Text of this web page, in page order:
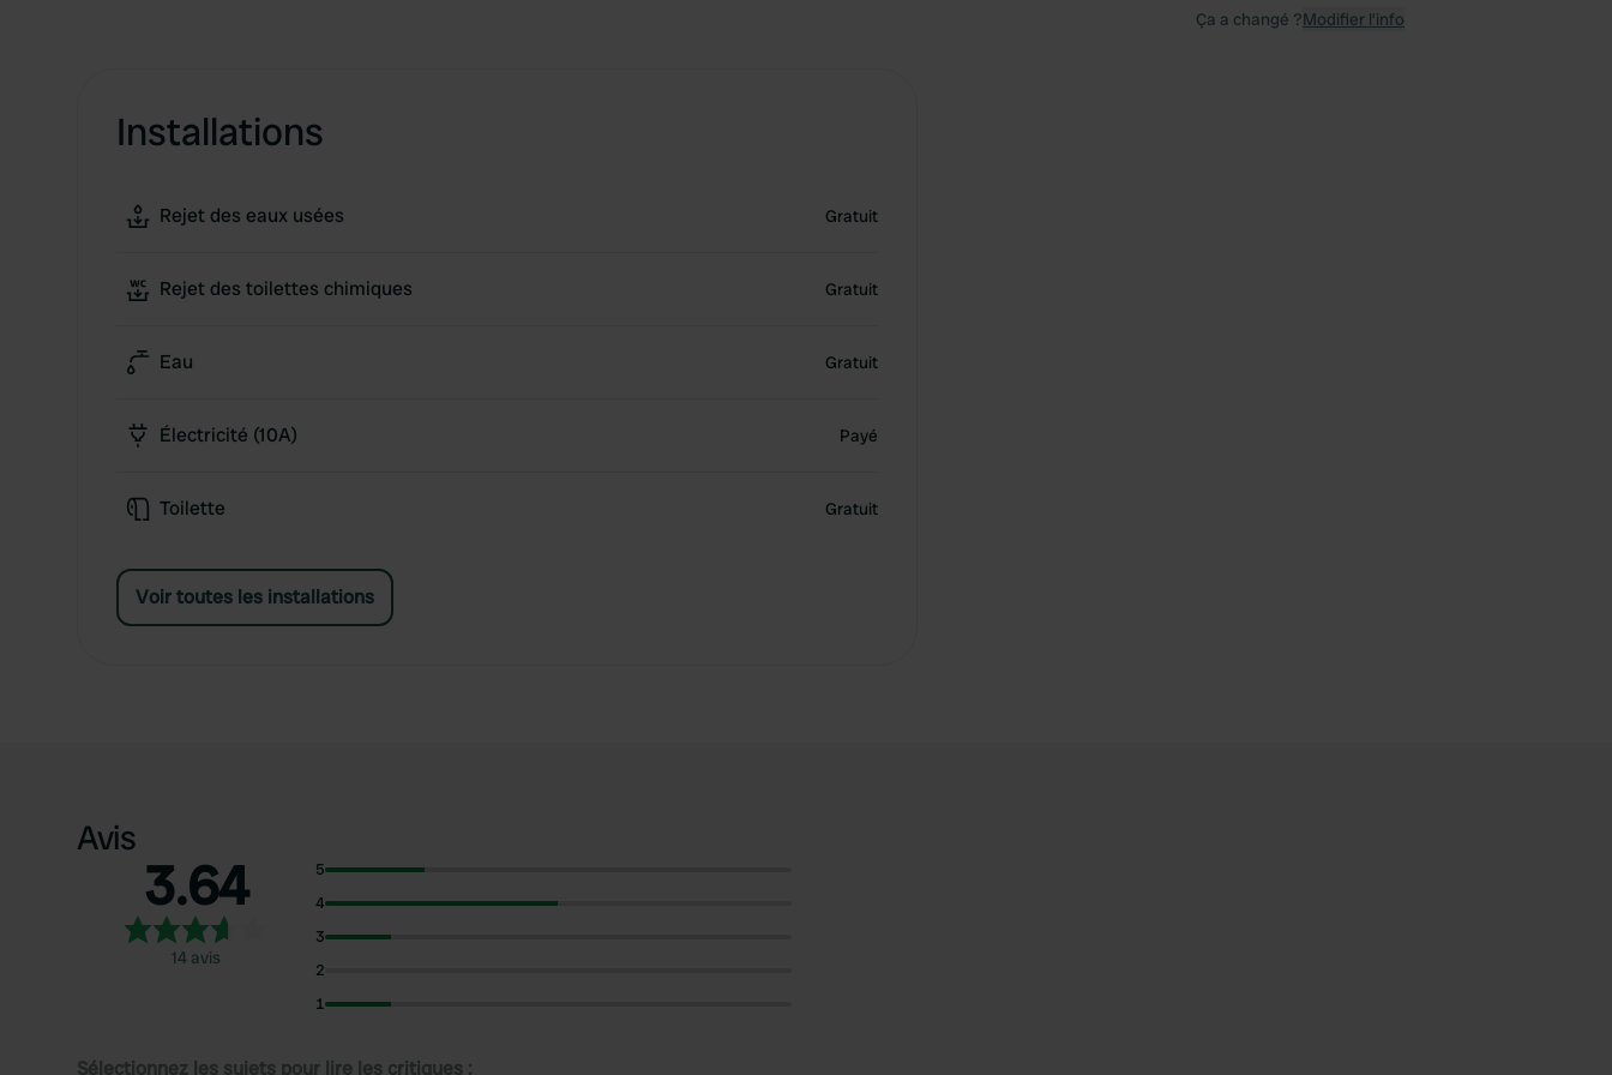
Installations
Rejet des eaux usées Gratuit
Rejet des toilettes chimiques Gratuit
Eau Gratuit
Électricité (10A) Payé
Toilette Gratuit
Voir toutes les installations
Ça a changé ?Modifier l’info
Avis
3.64
14 avis
5
4
3
2
1
Sélectionnez les sujets pour lire les critiques :